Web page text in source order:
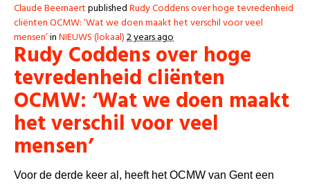
Claude BeernaertpublishedRudy Coddens over hoge tevredenheid
cliënten OCMW: ‘Wat we doen maakt het verschil voor veel
mensen’inNIEUWS (lokaal)2 years ago
Rudy Coddens over hoge
tevredenheid cliënten
OCMW: ‘Wat we doen maakt
het verschil voor veel
mensen’
Voor de derde keer al, heeft het OCMW van Gent een